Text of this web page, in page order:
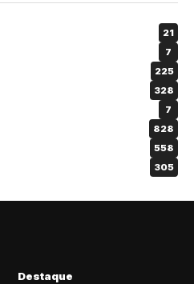
21
7
225
328
7
828
558
305
Destaque